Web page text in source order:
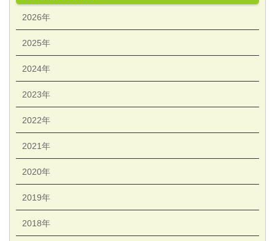
2026年
2025年
2024年
2023年
2022年
2021年
2020年
2019年
2018年